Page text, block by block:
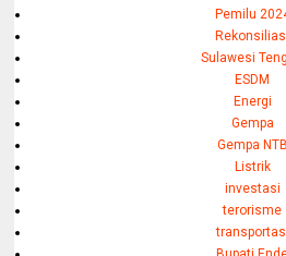
Pemilu
Sulawesi
ESDM
Energi
Gempa
Gempa NTB
Listrik
investasi
terorisme